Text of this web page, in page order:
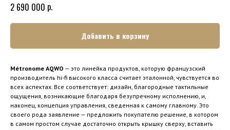
2 690 000 р.
Добавить в корзину
Métronome AQWO — это линейка продуктов, которую французский
производитель hi-fi высокого класса считает эталонной, чувствуется во
всех аспектах. Все соответствует: дизайн, благородные тактильные
ощущения, возникающие благодаря безупречному исполнению, и,
наконец, концепция управления, сведенная к самому главному. Это
своего рода заявление — предложить покупателю решение, в котором
в самом простом случае достаточно открыть крышку сверху, вставить